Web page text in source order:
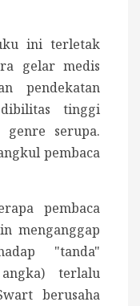
ini terletak
gelar medis
pendekatan
tinggi
serupa.
pembaca
pembaca
menganggap
"tanda"
terlalu
berusaha